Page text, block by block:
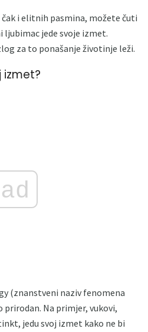
čak i elitnih pasmina, možete čuti
ljubimac jede svoje izmet.
za to ponašanje životinje leži.
izmet?
ad
(znanstveni naziv fenomena
Na primjer, vukovi,
jedu svoj izmet kako ne bi